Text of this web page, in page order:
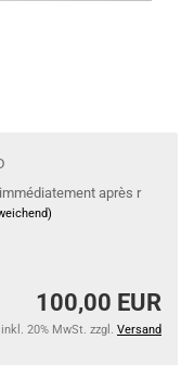
après r
100,00 EUR
inkl. 20% MwSt. zzgl. Versand